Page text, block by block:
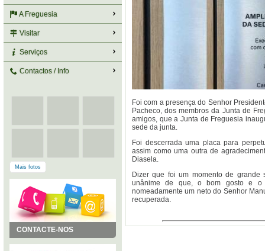
A Freguesia
Visitar
Serviços
Contactos / Info
Mais fotos
CONTACTE-NOS
Foi com a presença do Senhor
Pacheco, dos membros da Junta de
amigos, que a Junta de Freguesia
sede da junta.
Foi descerrada uma placa para
assim como uma outra de
Diasela.
Dizer que foi um momento de
unânime de que, o bom gosto e o
nomeadamente um neto do Senhor
recuperada.